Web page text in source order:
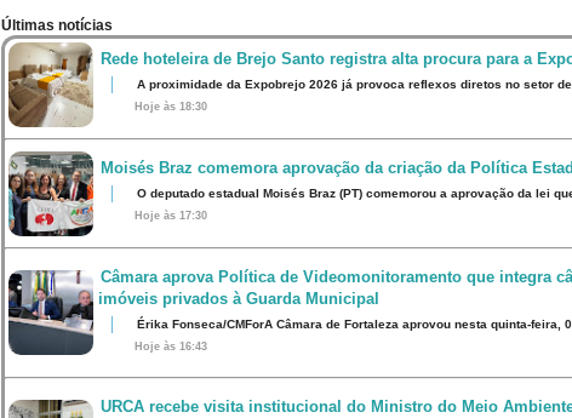
Últimas notícias
Rede hoteleira de Brejo Santo registra alta procura para a
A proximidade da Expobrejo 2026 já provoca reflexos diretos no setor de
Hoje às 18:30
Moisés Braz comemora aprovação da criação da Política
O deputado estadual Moisés Braz (PT) comemorou a aprovação da lei
Hoje às 17:30
Câmara aprova Política de Videomonitoramento que integra
imóveis privados à Guarda Municipal
Érika Fonseca/CMForA Câmara de Fortaleza aprovou nesta quinta-feira,
Hoje às 16:43
URCA recebe visita institucional do Ministro do Meio